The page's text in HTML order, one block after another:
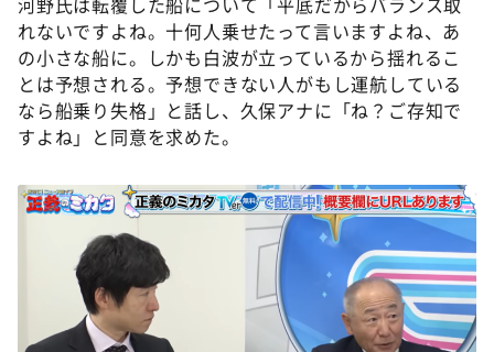
れないですよね。十何人乗せたって言いますよね、あ
の小さな船に。しかも白波が立っているから揺れるこ
とは予想される。予想できない人がもし運航している
なら船乗り失格」と話し、久保アナに「ね？ご存知で
すよね」と同意を求めた。